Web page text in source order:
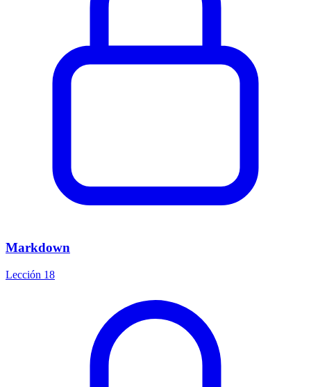
Markdown
Lección 18